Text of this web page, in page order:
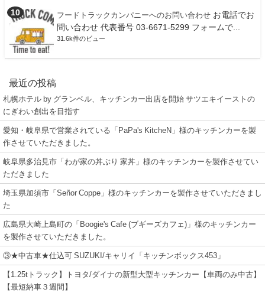
フードトラックカンパニーへのお問い合わせ お電話でお
問い合わせ 代表番号 03-6671-5299 フォームで...
31.6k件のビュー
最近の投稿
札幌ホテル by グランベル、キッチンカー出店を開始 サツエキイーストの
にぎわい創出を目指す
愛知・岐阜県で営業されている「PaPa's KitcheN」様のキッチンカーを製
作させていただきました。
岐阜県多治見市「わが家の丼ぶり 家丼」様のキッチンカーを製作させてい
ただきました
埼玉県加須市「Señor Coppe」様のキッチンカーを製作させていただきまし
た
広島県大崎上島町の「Boogie's Cafe (ブギーズカフェ)」様のキッチンカー
を製作させていただきました。
③★中古車★仕込可 SUZUKI/キャリイ「キッチンボックス453」
【1.25tトラック】トヨタ/ダイナの新型大型キッチンカー【車両のみ中古】
【最短納車３週間】